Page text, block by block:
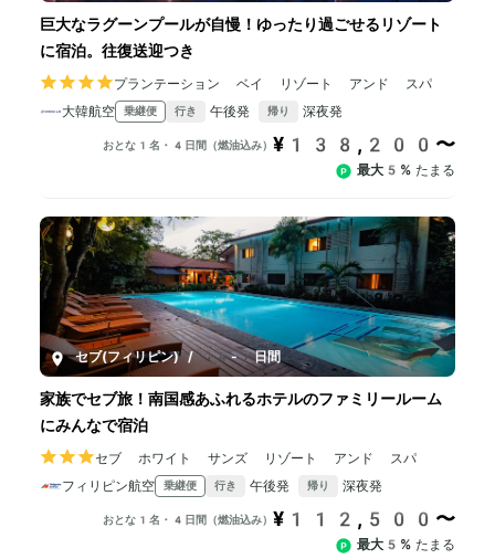
巨大なラグーンプールが自慢！ゆったり過ごせるリゾート
に宿泊。往復送迎つき
プランテーション ベイ リゾート アンド スパ
大韓航空
乗継便 行き 午後発 帰り 深夜発
おとな1名・4日間（燃油込み） ¥138,200〜
最大5% たまる
セブ(フィリピン) / 4-7日間
家族でセブ旅！南国感あふれるホテルのファミリールーム
にみんなで宿泊
セブ ホワイト サンズ リゾート アンド スパ
フィリピン航空
乗継便 行き 午後発 帰り 深夜発
おとな1名・4日間（燃油込み） ¥112,500〜
最大5% たまる